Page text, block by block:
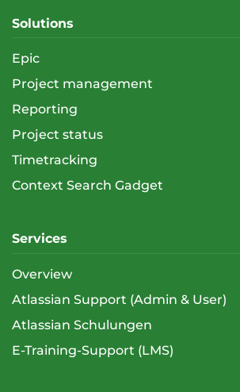
Solutions
Epic
Project management
Reporting
Project status
Timetracking
Context Search Gadget
Services
Overview
Atlassian Support (Admin & User)
Atlassian Schulungen
E-Training-Support (LMS)